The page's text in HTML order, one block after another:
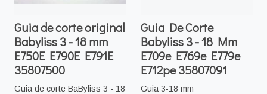
Guia de corte original
Babyliss 3 - 18 mm
E750E E790E E791E
35807500
Guia de corte BaByliss 3 - 18
Guia De Corte
Babyliss 3 - 18 Mm
E709e E769e E779e
E712pe 35807091
Guia 3-18 mm